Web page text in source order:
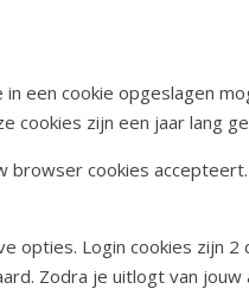
een cookie opgeslagen
cookies zijn een jaar lang
browser cookies
opties. Login cookies zijn 2
Zodra je uitlogt van jouw